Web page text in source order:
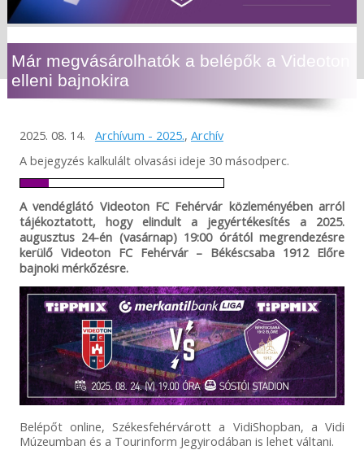
Már megvásárolhatók a belépők a Videoton
elleni bajnokira
2025. 08. 14. Archívum - 2025., Archív
A bejegyzés kalkulált olvasási ideje 30 másodperc.
A vendéglátó Videoton FC Fehérvár közleményében arról
tájékoztatott, hogy elindult a jegyértékesítés a 2025.
augusztus 24-én (vasárnap) 19:00 órától megrendezésre
kerülő Videoton FC Fehérvár – Békéscsaba 1912 Előre
bajnoki mérkőzésre.
Belépőt online, Székesfehérvárott a VidiShopban, a Vidi
Múzeumban és a Tourinform Jegyirodában is lehet váltani.